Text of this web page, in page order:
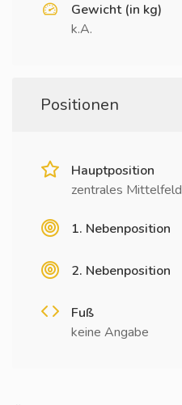
Gewicht (in kg)
k.A.
Positionen
Hauptposition
zentrales Mittelfeld
1. Nebenposition
2. Nebenposition
Fuß
keine Angabe